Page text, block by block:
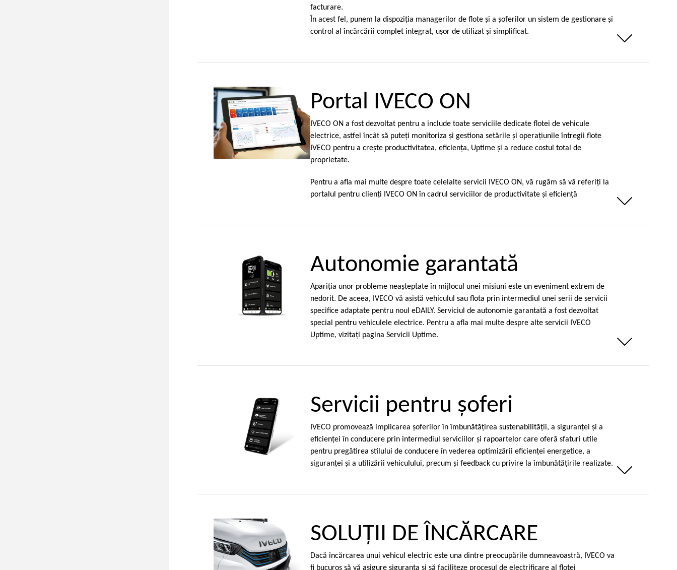
facturare.
În acest fel, punem la dispoziţia managerilor de flote şi a şoferilor un sistem de gestionare şi
control al încărcării complet integrat, uşor de utilizat şi simplificat.
Weniger anzeigen
Portal IVECO ON
IVECO ON a fost dezvoltat pentru a include toate serviciile dedicate flotei de vehicule
electrice, astfel încât să puteţi monitoriza şi gestiona setările şi operaţiunile întregii flote
IVECO pentru a creşte productivitatea, eficienţa, Uptime şi a reduce costul total de
proprietate.
Pentru a afla mai multe despre toate celelalte servicii IVECO ON, vă rugăm să vă referiţi la
portalul pentru clienţi IVECO ON în cadrul serviciilor de productivitate şi eficienţă
Weniger anzeigen
Autonomie garantată
Apariţia unor probleme neaşteptate în mijlocul unei misiuni este un eveniment extrem de
nedorit. De aceea, IVECO vă asistă vehiculul sau flota prin intermediul unei serii de servicii
specifice adaptate pentru noul eDAILY. Serviciul de autonomie garantată a fost dezvoltat
special pentru vehiculele electrice. Pentru a afla mai multe despre alte servicii IVECO
Uptime, vizitaţi pagina Servicii Uptime.
Weniger anzeigen
Servicii pentru şoferi
IVECO promovează implicarea şoferilor în îmbunătăţirea sustenabilităţii, a siguranţei şi a
eficienţei în conducere prin intermediul serviciilor şi rapoartelor care oferă sfaturi utile
pentru pregătirea stilului de conducere în vederea optimizării eficienţei energetice, a
siguranţei şi a utilizării vehiculului, precum şi feedback cu privire la îmbunătăţirile realizate.
Weniger anzeigen
SOLUȚII DE ÎNCĂRCARE
Dacă încărcarea unui vehicul electric este una dintre preocupările dumneavoastră, IVECO va
fi bucuros să vă asigure siguranţa şi să faciliteze procesul de electrificare al flotei